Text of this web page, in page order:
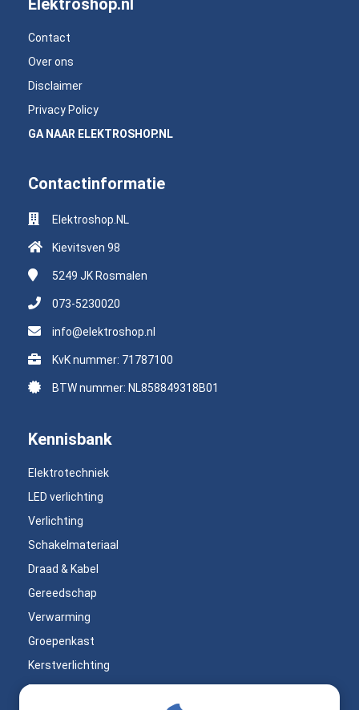
Elektroshop.nl
Contact
Over ons
Disclaimer
Privacy Policy
GA NAAR ELEKTROSHOP.NL
Contactinformatie
Elektroshop.NL
Kievitsven 98
5249 JK Rosmalen
073-5230020
info@elektroshop.nl
KvK nummer: 71787100
BTW nummer: NL858849318B01
Kennisbank
Elektrotechniek
LED verlichting
Verlichting
Schakelmateriaal
Draad & Kabel
Gereedschap
Verwarming
Groepenkast
Kerstverlichting
Bouwlampen